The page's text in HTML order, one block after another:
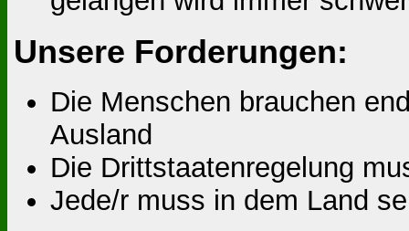
Unsere Forderungen:
Die Menschen brauchen
Ausland
Die Drittstaatenregelung
Jede/r muss in dem Land